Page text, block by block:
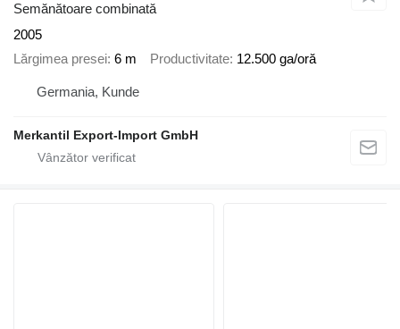
Semănătoare combinată
2005
Lărgimea presei 6 m Productivitate 12.500 ga/oră
Germania, Kunde
Merkantil Export-Import GmbH